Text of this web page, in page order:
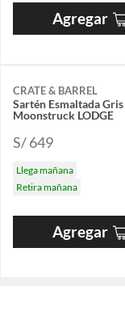
Agregar
CRATE & BARREL
Sartén Esmaltada Gris
Moonstruck LODGE
S/ 649
Llega mañana
Retira mañana
Agregar